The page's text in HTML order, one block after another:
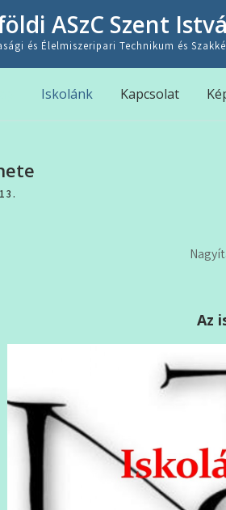
ASzC Szent
és Élelmiszeripari Technikum és
Iskolánk Kapcsolat
Az